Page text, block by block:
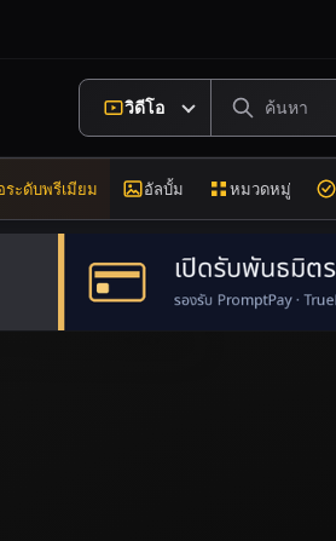
วิดีโอ
ระดับพรีเมียม อัลบั้ม หมวดหมู่